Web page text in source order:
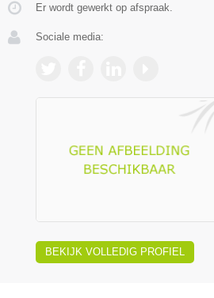
Er wordt gewerkt op afspraak.
Sociale media:
BEKIJK VOLLEDIG PROFIEL